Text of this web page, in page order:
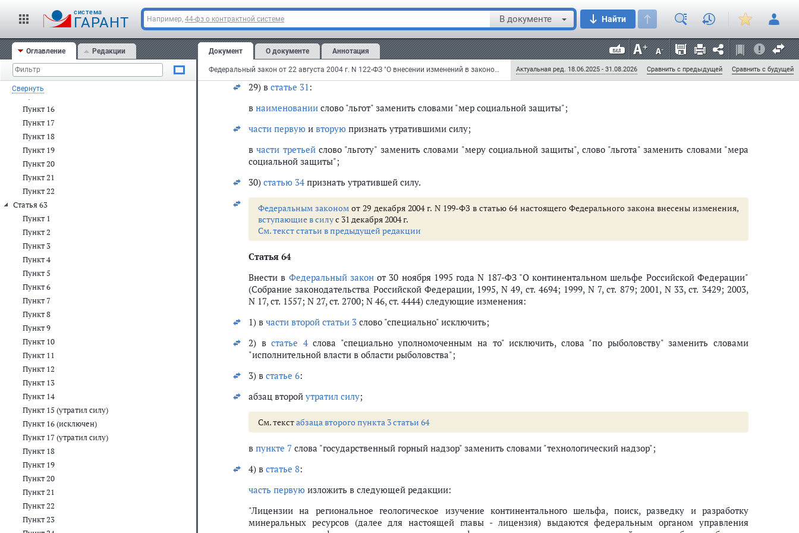
cистема
ГАРАНТ Например, 44-фз о контрактной системе В документе Найти
Оглавление Редакции
Свернуть
Пункт 9
Пункт 10
Пункт 11
Пункт 12
Пункт 13
Пункт 14
Пункт 15
Пункт 16
Пункт 17
Пункт 18
Пункт 19
Пункт 20
Пункт 21
Пункт 22
Статья 63
Пункт 1
Пункт 2
Пункт 3
Пункт 4
Пункт 5
Пункт 6
Пункт 7
Пункт 8
Пункт 9
Пункт 10
Пункт 11
Пункт 12
Пункт 13
Пункт 14
Пункт 15 (утратил силу)
Пункт 16 (исключен)
Пункт 17 (утратил силу)
Пункт 18
Пункт 19
Пункт 20
Пункт 21
Пункт 22
Пункт 23
Документ О документе Аннотация
Федеральный закон от 22 августа 2004 г. N 122-ФЗ "О внесении изменений в законодательные акты Российской Федерации и признании утратившими силу некоторых законодательных актов Российской Федерации в связи с принятием федеральных законов "О внесении изменений и дополнений в Федеральный закон "Об общих принципах организации законодательных (представительных) и исполнительных органов государственной власти субъектов Российской Федерации" и "Об общих принципах организации местного самоуправления в Российской Федерации" (с изменениями и дополнениями) Актуальная ред. 18.06.2025 - 31.08.2026 Сравнить с предыдущей Сравнить с будущей
См. текст
27)статью 29признать утратившей силу;
28)статью 30признать утратившей силу;
29) в статье 31:
в наименовании слово "льгот" заменить словами "мер социальной защиты";
части первую и вторую признать утратившими силу;
вчасти третьейслово "льготу" заменить словами "меру социальной защиты", слово "льгота" заменить словами "мера
социальной защиты";
30) статью 34 признать утратившей силу.
Федеральным законом от 29 декабря 2004 г. N 199-ФЗ в статью 64 настоящего Федерального закона внесены изменения,
вступающие в силус 31 декабря 2004 г.
См. текст статьи в предыдущей редакции
Статья 64
Внести в Федеральный законот 30 ноября 1995 года N 187-ФЗ "О континентальном шельфе Российской Федерации"
(Собрание законодательства Российской Федерации, 1995, N 49, ст. 4694; 1999, N 7, ст. 879; 2001, N 33, ст. 3429; 2003,
N 17, ст. 1557; N 27, ст. 2700; N 46, ст. 4444) следующие изменения:
1) в части второй статьи 3 слово "специально" исключить;
2) встатье 4слова "специально уполномоченным на то" исключить, слова "по рыболовству" заменить словами
"исполнительной власти в области рыболовства";
3) в статье 6:
абзац второй утратил силу;
См. текстабзаца второго пункта 3 статьи 64
в пункте 7 слова "государственный горный надзор" заменить словами "технологический надзор";
4) в статье 8:
часть первую изложить в следующей редакции:
"Лицензии на региональное геологическое изучение континентального шельфа, поиск, разведку и разработку
минеральных ресурсов (далее для настоящей главы - лицензия) выдаются федеральным органом управления